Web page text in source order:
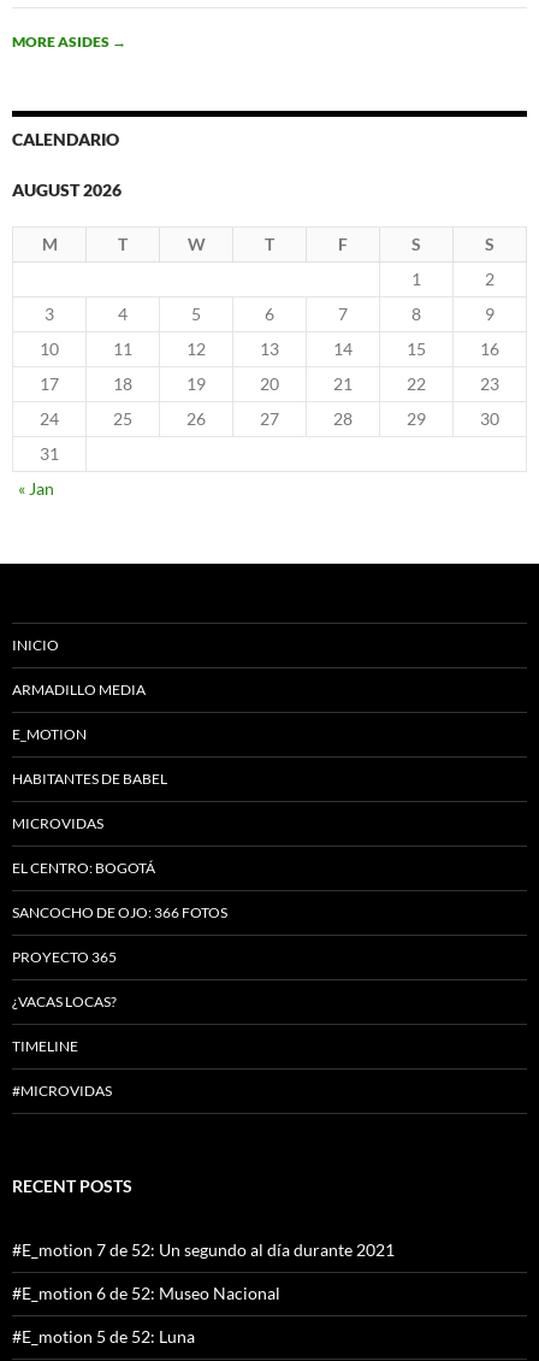
MORE ASIDES →
CALENDARIO
AUGUST 2026
M T W T F S
S
1
2
3
4 5 6 7 8
9
10
11 12 13 14 15
16
17
18 19 20 21 22
23
24
25 26 27 28 29
30
31
« Jan
INICIO
ARMADILLO MEDIA
E_MOTION
HABITANTES DE BABEL
MICROVIDAS
EL CENTRO: BOGOTÁ
SANCOCHO DE OJO: 366 FOTOS
PROYECTO 365
¿VACAS LOCAS?
TIMELINE
#MICROVIDAS
RECENT POSTS
#E_motion 7 de 52: Un segundo al día durante 2021
#E_motion 6 de 52: Museo Nacional
#E_motion 5 de 52: Luna